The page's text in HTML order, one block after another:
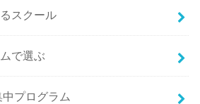
スクール
で選ぶ
プログラム